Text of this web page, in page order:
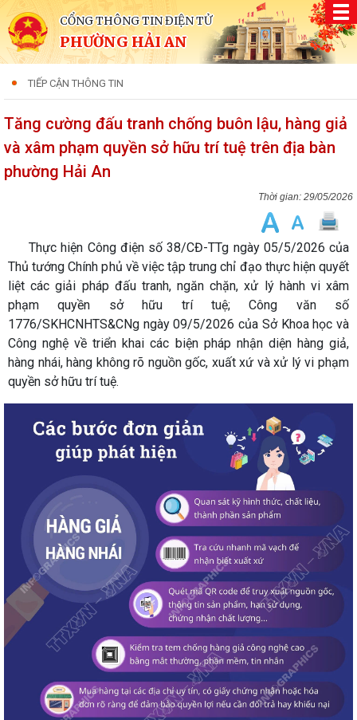
CỔNG THÔNG TIN ĐIỆN TỬ
PHƯỜNG HẢI AN
TIẾP CẬN THÔNG TIN
Tăng cường đấu tranh chống buôn lậu, hàng giả
và xâm phạm quyền sở hữu trí tuệ trên địa bàn
phường Hải An
29/05/2026
Thực hiện Công điện số 38/CĐ-TTg ngày 05/5/2026 của
Thủ tướng Chính phủ về việc tập trung chỉ đạo thực hiện quyết
liệt các giải pháp đấu tranh, ngăn chặn, xử lý hành vi xâm
phạm quyền sở hữu trí tuệ; Công văn số
1776/SKHCNHTS&CNg ngày 09/5/2026 của Sở Khoa học và
Công nghệ về triển khai các biện pháp nhận diện hàng giả,
hàng nhái, hàng không rõ nguồn gốc, xuất xứ và xử lý vi phạm
quyền sở hữu trí tuệ.